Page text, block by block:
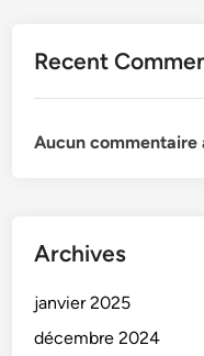
Recent
Aucun commentaire
Archives
janvier 2025
décembre 2024